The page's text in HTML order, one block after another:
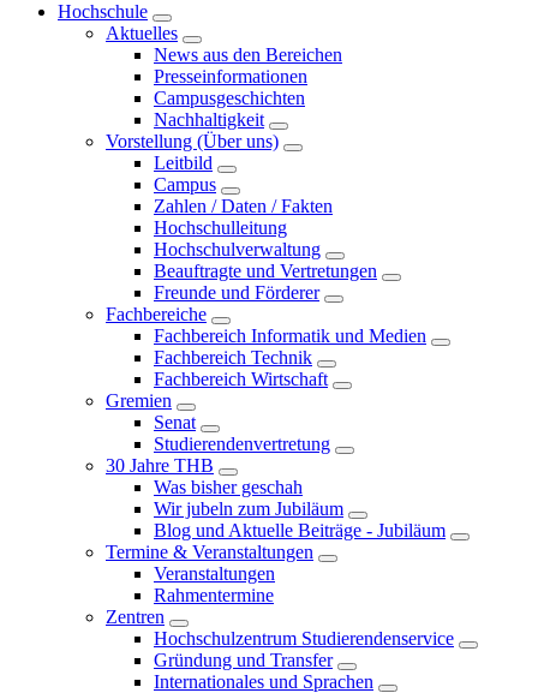
Hochschule
Aktuelles
News aus den Bereichen
Presseinformationen
Campusgeschichten
Nachhaltigkeit
Vorstellung (Über uns)
Leitbild
Campus
Zahlen / Daten / Fakten
Hochschulleitung
Hochschulverwaltung
Beauftragte und Vertretungen
Freunde und Förderer
Fachbereiche
Fachbereich Informatik und Medien
Fachbereich Technik
Fachbereich Wirtschaft
Gremien
Senat
Studierendenvertretung
30 Jahre THB
Was bisher geschah
Wir jubeln zum Jubiläum
Blog und Aktuelle Beiträge - Jubiläum
Termine & Veranstaltungen
Veranstaltungen
Rahmentermine
Zentren
Hochschulzentrum Studierendenservice
Gründung und Transfer
Internationales und Sprachen